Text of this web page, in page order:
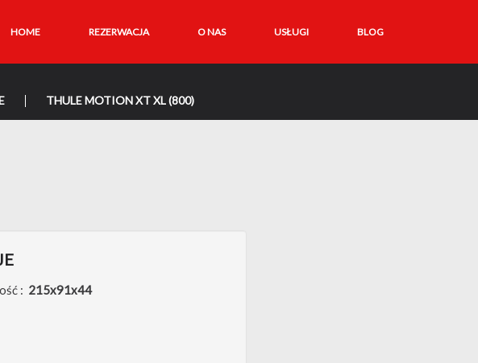
HOME REZERWACJA O NAS USŁUGI BLOG
THULE MOTION XT XL (800)
: 215x91x44